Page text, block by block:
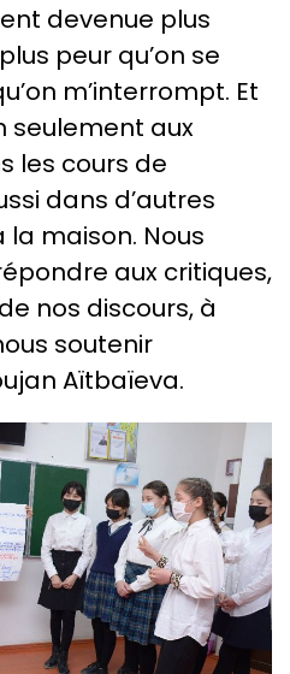
devenue plus
peur qu’on se
m’interrompt. Et
seulement aux
les cours de
dans d’autres
maison. Nous
aux critiques,
nos discours, à
soutenir
Aïtbaïeva.